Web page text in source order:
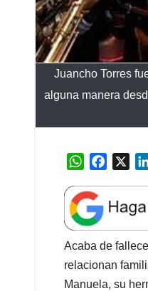
Juancho Torres
alguna manera
W
a
t
s
A
p
p
e
b
o
o
k
Acaba de
relacionan
Manuela, su